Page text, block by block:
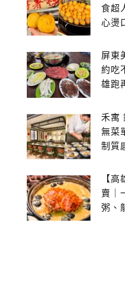
食超
心燙
屏東
約吃
雄跑
禾寓
無菜
制質
【
賣｜
粥、